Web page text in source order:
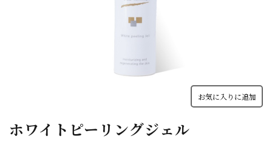
お気に入りに追加
ホワイトピーリングジェル